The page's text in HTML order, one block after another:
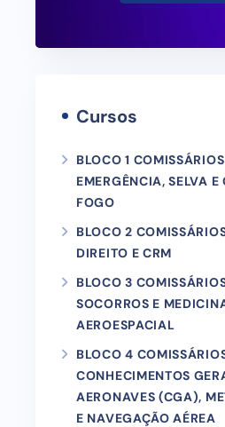
Cursos
BLOCO 1
EMERGÊNCIA, SELVA E
FOGO
BLOCO 2
DIREITO E CRM
BLOCO 3
SOCORROS E
AEROESPACIAL
BLOCO 4
CONHECIMENTOS
AERONAVES (CGA),
E NAVEGAÇÃO AÉREA